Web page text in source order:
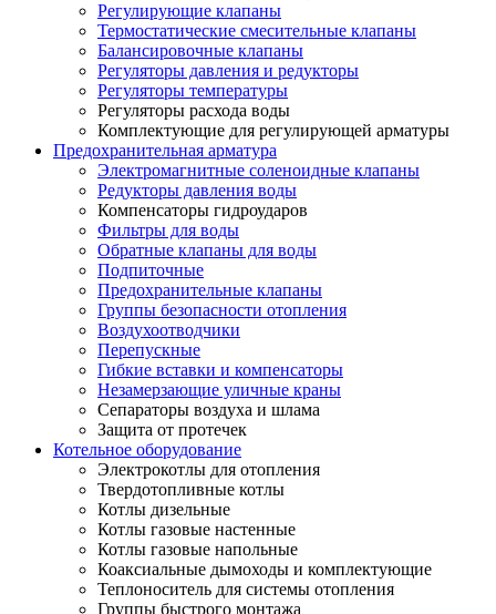
Регулирующие клапаны
Термостатические смесительные клапаны
Балансировочные клапаны
Регуляторы давления и редукторы
Регуляторы температуры
Регуляторы расхода воды
Комплектующие для регулирующей арматуры
Предохранительная арматура
Электромагнитные соленоидные клапаны
Редукторы давления воды
Компенсаторы гидроударов
Фильтры для воды
Обратные клапаны для воды
Подпиточные
Предохранительные клапаны
Группы безопасности отопления
Воздухоотводчики
Перепускные
Гибкие вставки и компенсаторы
Незамерзающие уличные краны
Сепараторы воздуха и шлама
Защита от протечек
Котельное оборудование
Электрокотлы для отопления
Твердотопливные котлы
Котлы дизельные
Котлы газовые настенные
Котлы газовые напольные
Коаксиальные дымоходы и комплектующие
Теплоноситель для системы отопления
Группы быстрого монтажа